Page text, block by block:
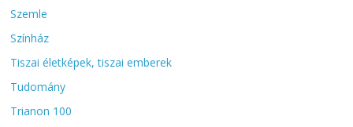
Szemle
Színház
Tiszai életképek, tiszai emberek
Tudomány
Trianon 100